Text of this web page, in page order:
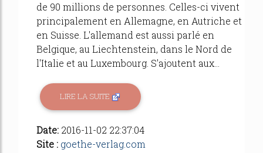
de 90 millions de personnes. Celles-ci vivent
principalement en Allemagne, en Autriche et
en Suisse. L'allemand est aussi parlé en
Belgique, au Liechtenstein, dans le Nord de
l'Italie et au Luxembourg. S'ajoutent aux...
LIRE LA SUITE
Date: 2016-11-02 22:37:04
Site : goethe-verlag.com